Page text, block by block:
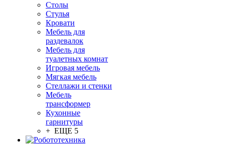
Столы
Cтулья
Кровати
Мебель для
раздевалок
Мебель для
туалетных комнат
Игровая мебель
Мягкая мебель
Стеллажи и стенки
Мебель
трансформер
Кухонные
гарнитуры
+ ЕЩЕ 5